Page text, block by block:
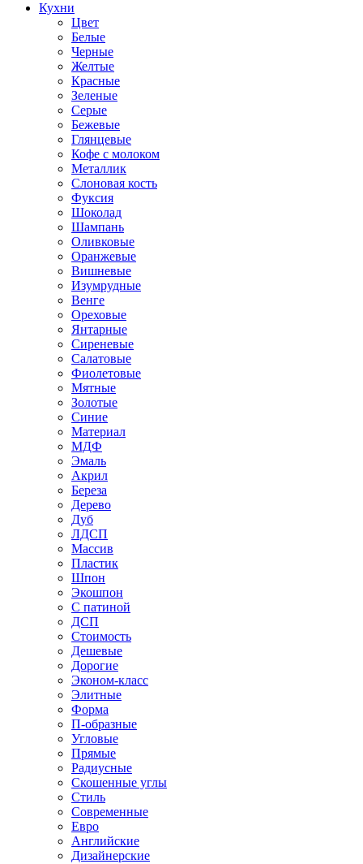
Кухни
Цвет
Белые
Черные
Желтые
Красные
Зеленые
Серые
Бежевые
Глянцевые
Кофе с молоком
Металлик
Слоновая кость
Фуксия
Шоколад
Шампань
Оливковые
Оранжевые
Вишневые
Изумрудные
Венге
Ореховые
Янтарные
Сиреневые
Салатовые
Фиолетовые
Мятные
Золотые
Синие
Материал
МДФ
Эмаль
Акрил
Береза
Дерево
Дуб
ЛДСП
Массив
Пластик
Шпон
Экошпон
С патиной
ДСП
Стоимость
Дешевые
Дорогие
Эконом-класс
Элитные
Форма
П-образные
Угловые
Прямые
Радиусные
Скошенные углы
Стиль
Современные
Евро
Английские
Дизайнерские